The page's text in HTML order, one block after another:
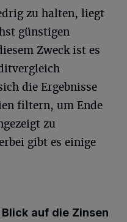
zu halten, liegt
günstigen
Zweck ist es
die Ergebnisse
filtern, um Ende
zu
gibt es einige
auf die Zinsen